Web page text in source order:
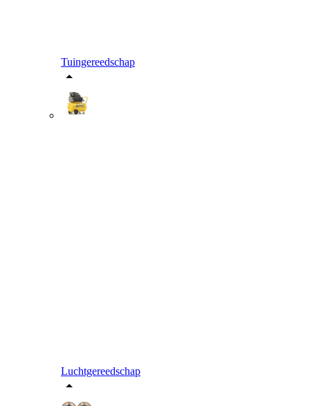
Tuingereedschap
Luchtgereedschap